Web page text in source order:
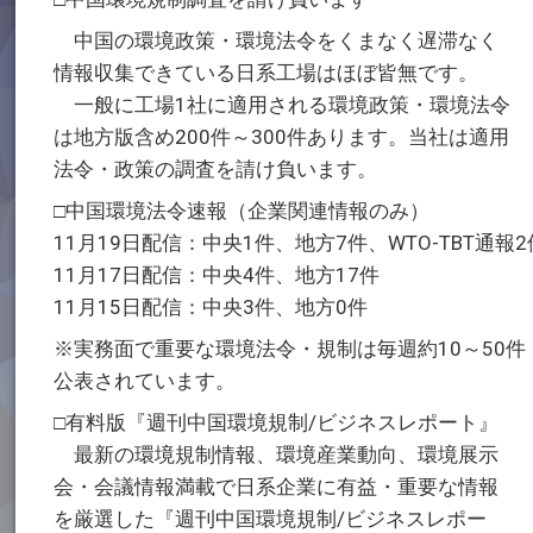
中国の環境政策・環境法令をくまなく遅滞なく
情報収集できている日系工場はほぼ皆無です。
一般に工場1社に適用される環境政策・環境法令
は地方版含め200件～300件あります。当社は適用
法令・政策の調査を請け負います。
□中国環境法令速報（企業関連情報のみ）
11月19日配信：中央1件、地方7件、WTO-TBT通報2
11月17日配信：中央4件、地方17件
11月15日配信：中央3件、地方0件
※実務面で重要な環境法令・規制は毎週約10～50件
公表されています。
□有料版『週刊中国環境規制/ビジネスレポート』
最新の環境規制情報、環境産業動向、環境展示
会・会議情報満載で日系企業に有益・重要な情報
を厳選した『週刊中国環境規制/ビジネスレポー